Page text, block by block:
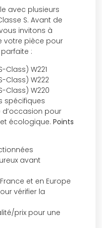
avec plusieurs
S. Avant de
invitons à
votre pièce pour
:
Class) W221
Class) W222
Class) W220
spécifiques
d’occasion pour
écologique.Points
avant
et en Europe
vérifier la
prix pour une